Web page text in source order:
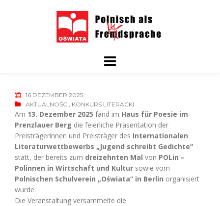
16 DEZEMBER 2025
AKTUALNOŚCI, KONKURS LITERACKI
Am 13. Dezember 2025 fand im Haus für Poesie im
Prenzlauer Berg die feierliche Präsentation der
Preisträgerinnen und Preisträger des Internationalen
Literaturwettbewerbs „Jugend schreibt Gedichte“
statt, der bereits zum dreizehnten Mal von POLin –
Polinnen in Wirtschaft und Kultur sowie vom
Polnischen Schulverein „Oświata“ in Berlin organisiert
wurde.
Die Veranstaltung versammelte die